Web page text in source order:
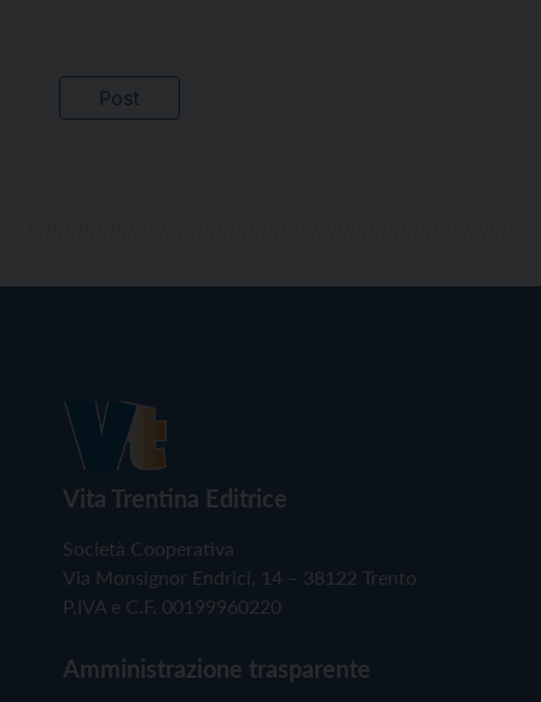
Vita Trentina Editrice
Società Cooperativa
Via Monsignor Endrici, 14 – 38122 Trento
P.IVA e C.F. 00199960220
Amministrazione trasparente